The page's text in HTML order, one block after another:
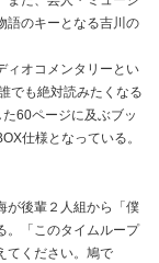
語のキーとなる吉川の
ィオコメンタリーとい
でも絶対読みたくなる
60ページに及ぶブッ
仕様となっている。
が後輩２人組から「僕
。「このタイムループ
てください。鳩で